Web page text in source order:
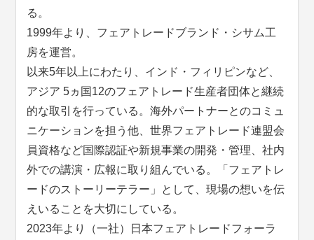
る。
1999年より、フェアトレードブランド・シサム工
房を運営。
以来5年以上にわたり、インド・フィリピンなど、
アジア 5ヵ国12のフェアトレード生産者団体と継続
的な取引を行っている。海外パートナーとのコミュ
ニケーションを担う他、世界フェアトレード連盟会
員資格など国際認証や新規事業の開発・管理、社内
外での講演・広報に取り組んでいる。「フェアトレ
ードのストーリーテラー」として、現場の想いを伝
えいることを大切にしている。
2023年より（一社）日本フェアトレードフォーラ